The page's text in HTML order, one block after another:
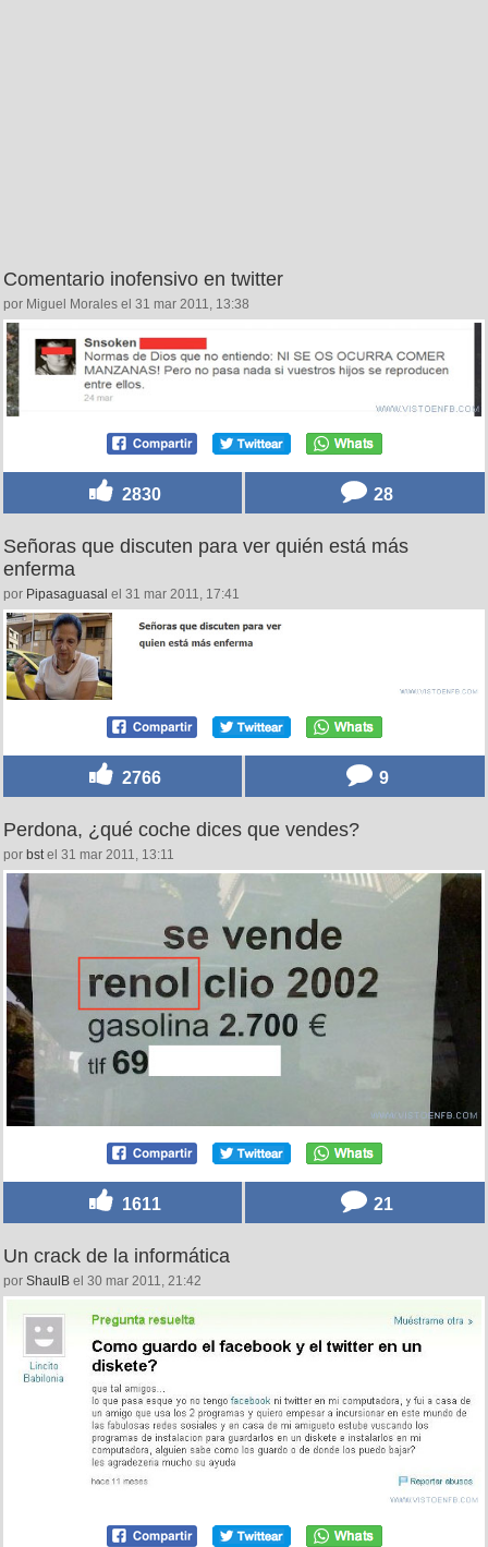
Comentario inofensivo en twitter
por Miguel Morales el 31 mar 2011, 13:38
2830 28
Señoras que discuten para ver quién está más
enferma
por Pipasaguasal el 31 mar 2011, 17:41
2766 9
Perdona, ¿qué coche dices que vendes?
por bstel 31 mar 2011, 13:11
1611 21
Un crack de la informática
por ShaulB el 30 mar 2011, 21:42